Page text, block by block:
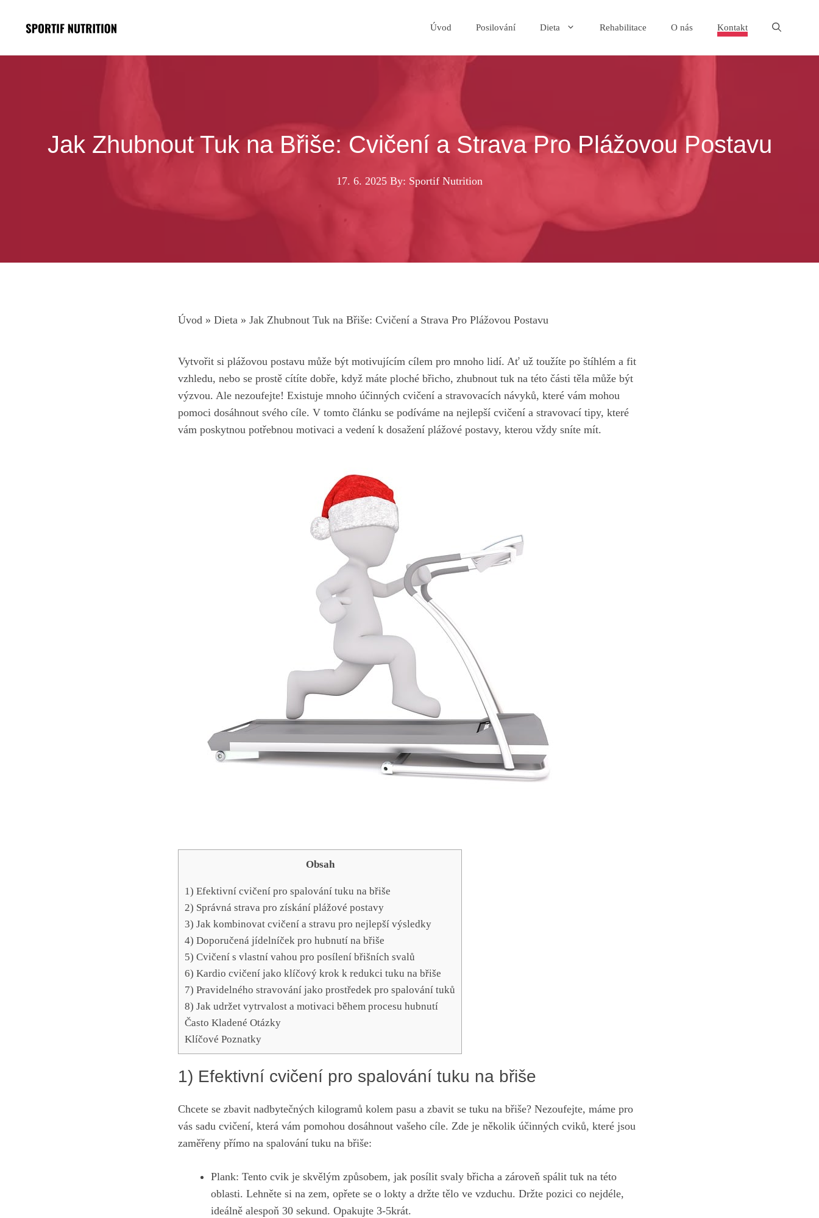
Úvod Posilování Dieta Rehabilitace O nás Kontakt
Jak Zhubnout Tuk na Břiše: Cvičení a Strava Pro Plážovou Postavu
17. 6. 2025 By: Sportif Nutrition
Úvod » Dieta » Jak Zhubnout Tuk na Břiše: Cvičení a Strava Pro Plážovou Postavu
Vytvořit si plážovou postavu může být motivujícím cílem pro mnoho lidí. Ať už toužíte po štíhlém a fit
vzhledu, nebo se prostě cítíte dobře, když máte ploché břicho, zhubnout tuk na této části těla může být
výzvou. Ale nezoufejte! Existuje mnoho účinných cvičení a stravovacích návyků, které vám mohou
pomoci dosáhnout svého cíle. V tomto článku se podíváme na nejlepší cvičení a stravovací tipy, které
vám poskytnou potřebnou motivaci a vedení k dosažení plážové postavy, kterou vždy sníte mít.
Obsah
1) Efektivní cvičení pro spalování tuku na břiše
2) Správná strava pro získání plážové postavy
3) Jak kombinovat cvičení a stravu pro nejlepší výsledky
4) Doporučená jídelníček pro hubnutí na břiše
5) Cvičení s vlastní vahou pro posílení břišních svalů
6) Kardio cvičení jako klíčový krok k redukci tuku na břiše
7) Pravidelného stravování jako prostředek pro spalování tuků
8) Jak udržet vytrvalost a motivaci během procesu hubnutí
Často Kladené Otázky
Klíčové Poznatky
1) Efektivní cvičení pro spalování tuku na břiše
Chcete se zbavit nadbytečných kilogramů kolem pasu a zbavit se tuku na břiše? Nezoufejte, máme pro
vás sadu cvičení, která vám pomohou dosáhnout vašeho cíle. Zde je několik účinných cviků, které jsou
zaměřeny přímo na spalování tuku na břiše:
Plank: Tento cvik je skvělým způsobem, jak posílit svaly břicha a zároveň spálit tuk na této
oblasti. Lehněte si na zem, opřete se o lokty a držte tělo ve vzduchu. Držte pozici co nejdéle,
ideálně alespoň 30 sekund. Opakujte 3-5krát.